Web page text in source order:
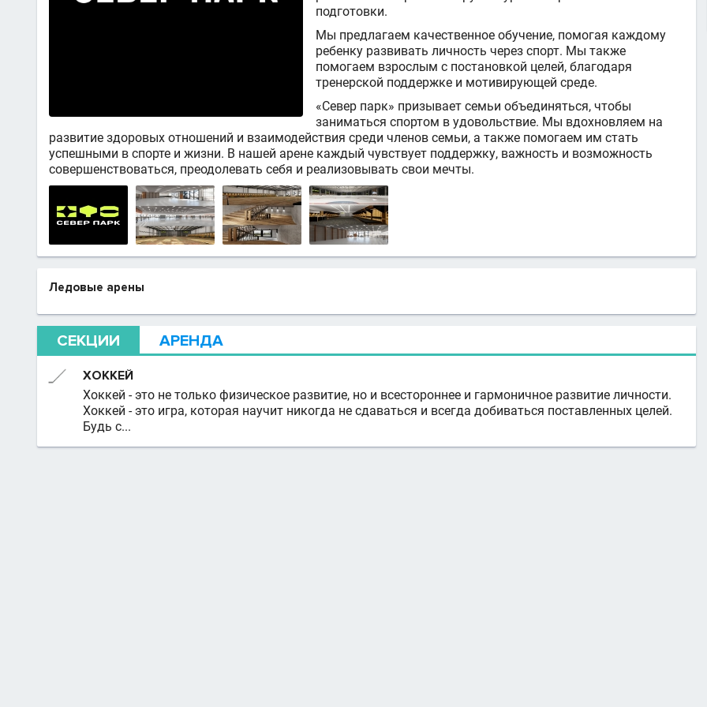
подготовки.
Мы предлагаем качественное обучение, помогая каждому
ребенку развивать личность через спорт. Мы также
помогаем взрослым с постановкой целей, благодаря
тренерской поддержке и мотивирующей среде.
«Север парк» призывает семьи объединяться, чтобы
заниматься спортом в удовольствие. Мы вдохновляем на
развитие здоровых отношений и взаимодействия среди членов семьи, а также помогаем им стать
успешными в спорте и жизни. В нашей арене каждый чувствует поддержку, важность и возможность
совершенствоваться, преодолевать себя и реализовывать свои мечты.
Ледовые арены
СЕКЦИИ АРЕНДА
ХОККЕЙ
Хоккей - это не только физическое развитие, но и всестороннее и гармоничное развитие личности.
Хоккей - это игра, которая научит никогда не сдаваться и всегда добиваться поставленных целей.
Будь с...